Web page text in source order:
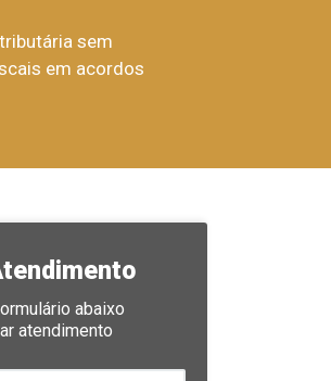
sem
em acordos
abaixo
atendimento